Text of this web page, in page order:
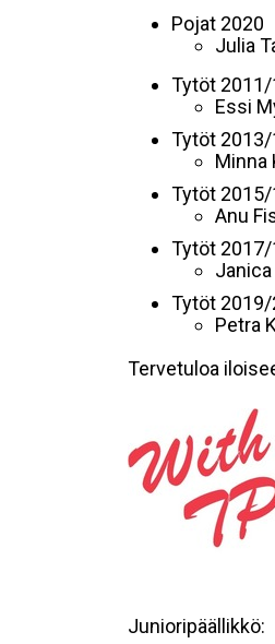
Pojat 2020
Julia
Tytöt 2011/
Essi
Tytöt
Minna
Tytöt 2015/
Anu
Tytöt 2017/
Tytöt 2019/
Petra
Tervetuloa
Junioripäällikkö: